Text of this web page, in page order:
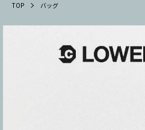
TOP
バッグ